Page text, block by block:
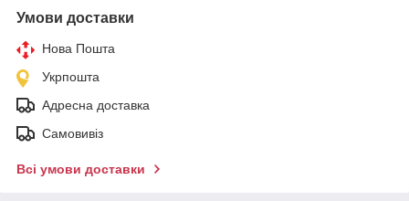
Умови доставки
Нова Пошта
Укрпошта
Адресна доставка
Самовивіз
Всі умови доставки